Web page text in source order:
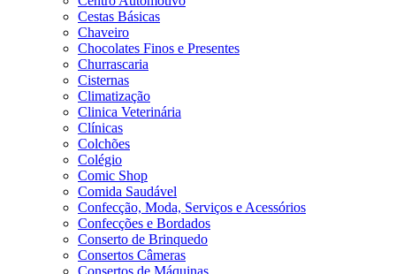
Cestas Básicas
Chaveiro
Chocolates Finos e Presentes
Churrascaria
Cisternas
Climatização
Clinica Veterinária
Clínicas
Colchões
Colégio
Comic Shop
Comida Saudável
Confecção, Moda, Serviços e Acessórios
Confecções e Bordados
Conserto de Brinquedo
Consertos Câmeras
Consertos de Máquinas